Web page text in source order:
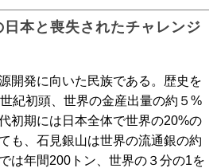
本と喪失されたチャレンジ
開発に向いた民族である。歴史を
紀初頭、世界の金産出量の約５%
初期には日本全体で世界の20%の
も、石見銀山は世界の流通銀の約
は年間200トン、世界の３分の1を